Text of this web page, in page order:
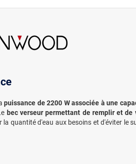
puissance de 2200 W associée à une
bec verseur permettant de remplir et
la quantité d'eau aux besoins et d'éviter le